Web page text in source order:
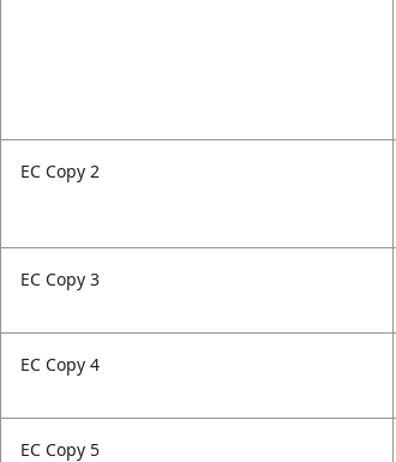
EC Copy 2
EC Copy 3
EC Copy 4
EC Copy 5